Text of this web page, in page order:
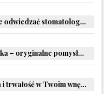
Dlaczego warto regularnie odwiedzać stomatologa?
Drewniane łóżko dla dziecka – oryginalne pomysły na aranżację pokoju malucha
Meble bukowe – elegancja i trwałość w Twoim wnętrzu